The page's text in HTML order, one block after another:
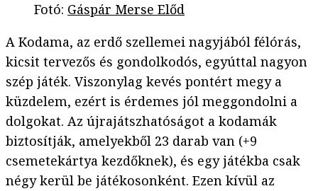
Fotó: Gáspár Merse Előd
A Kodama, az erdő szellemei nagyjából félórás,
kicsit tervezős és gondolkodós, egyúttal nagyon
szép játék. Viszonylag kevés pontért megy a
küzdelem, ezért is érdemes jól meggondolni a
dolgokat. Az újrajátszhatóságot a kodamák
biztosítják, amelyekből 23 darab van (+9
csemetekártya kezdőknek), és egy játékba csak
négy kerül be játékosonként. Ezen kívül az